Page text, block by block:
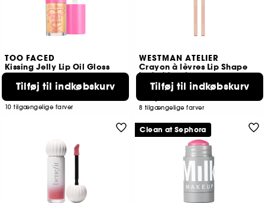
TOO FACED
Kissing Jelly Lip Oil Gloss
595
10 tilgængelige farver
Tilføj til indkøbskurv
WESTMAN ATELIER
Crayon à lèvres Lip Shape
Læbeblyant
8
309,00 KR
8 tilgængelige farver
Tilføj til indkøbskurv
Clean at Sephora